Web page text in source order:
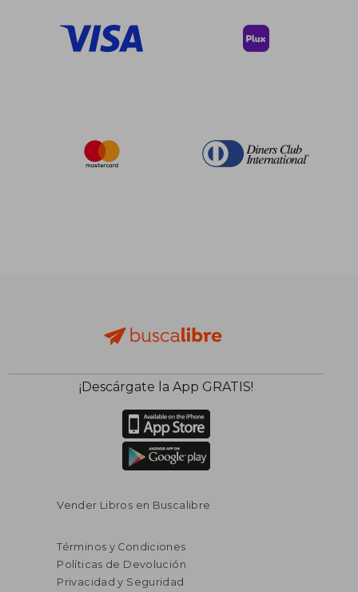
¡Descárgate la App GRATIS!
Vender Libros en Buscalibre
Términos y Condiciones
Políticas de Devolución
Privacidad y Seguridad